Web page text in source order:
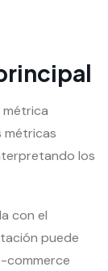
métricas
los
con el
puede
commerce